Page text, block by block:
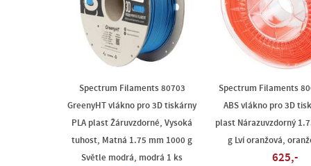
Spectrum Filaments 80703
GreenyHT vlákno pro 3D tiskárny
PLA plast Žáruvzdorné, Vysoká
tuhost, Matná 1.75 mm 1000 g
Světle modrá, modrá 1 ks
Spectrum Filaments
ABS vlákno pro 3D
plast Nárazuvzdorný
g Lví oranžová,
625,-